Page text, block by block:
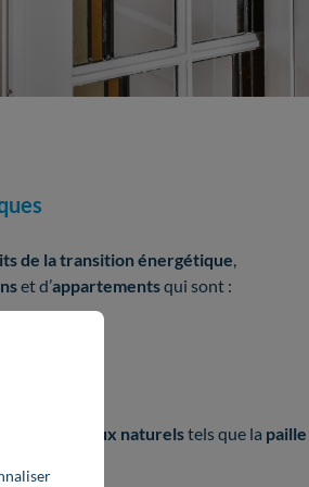
de la transition énergétique
et d’appartementsqui sont :
matériaux naturelstels que la paille